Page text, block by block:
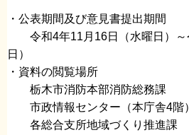
・公表期間及び意見書提出期間
令和4年11月16日（水曜日）～
日）
・資料の閲覧場所
栃木市消防本部消防総務課
市政情報センター（本庁舎4階）
各総合支所地域づくり推進課